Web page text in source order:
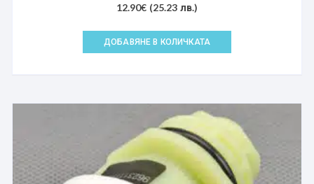
12.90€ (25.23 лв.)
ДОБАВЯНЕ В КОЛИЧКАТА